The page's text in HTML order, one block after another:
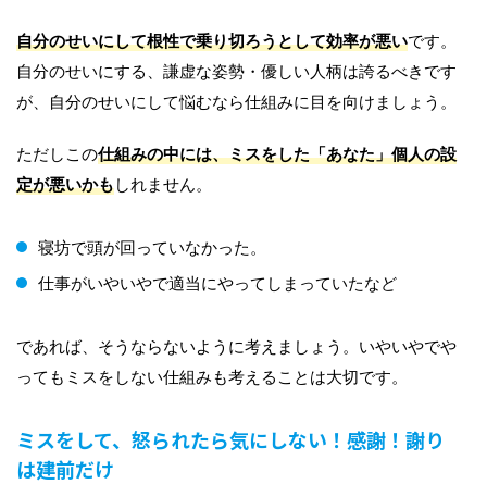
自分のせいにして根性で乗り切ろうとして効率が悪いです。
自分のせいにする、謙虚な姿勢・優しい人柄は誇るべきです
が、自分のせいにして悩むなら仕組みに目を向けましょう。
ただしこの仕組みの中には、ミスをした「あなた」個人の設
定が悪いかもしれません。
寝坊で頭が回っていなかった。
仕事がいやいやで適当にやってしまっていたなど
であれば、そうならないように考えましょう。いやいやでや
ってもミスをしない仕組みも考えることは大切です。
ミスをして、怒られたら気にしない！感謝！謝り
は建前だけ